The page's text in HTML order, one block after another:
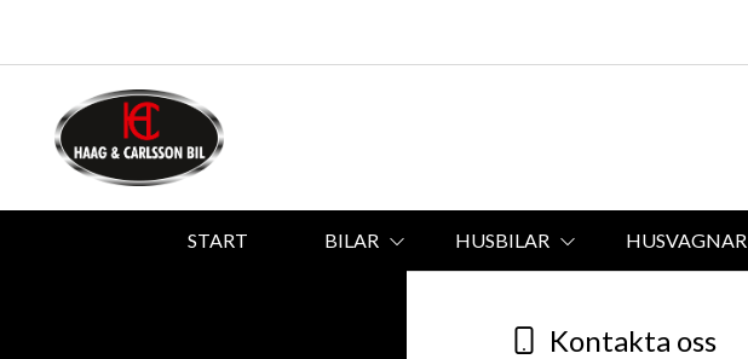
START BILAR HUSBILAR HUSVAGNAR
Kontakta oss